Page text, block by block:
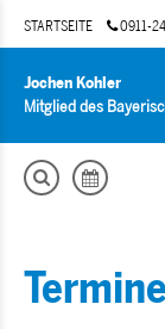
STARTSEITE 0911-
Jochen Kohler
Mitglied des
Termine